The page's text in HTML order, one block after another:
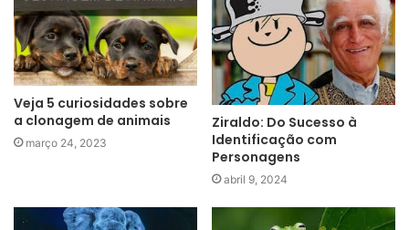
Veja 5 curiosidades sobre
a clonagem de animais
março 24, 2023
Ziraldo: Do Sucesso à
Identificação com
Personagens
abril 9, 2024